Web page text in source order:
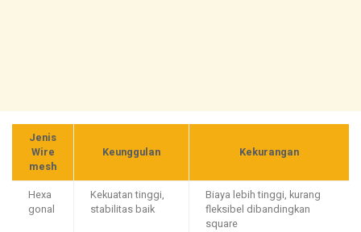
Jenis
Wire
mesh
Keunggulan Kekurangan
Hexa
gonal
Kekuatan tinggi,
stabilitas baik
Biaya lebih tinggi, kurang
fleksibel dibandingkan
square